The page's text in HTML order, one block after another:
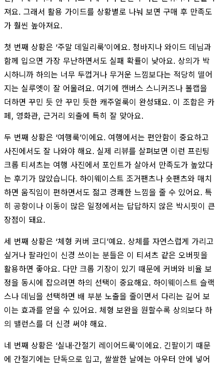
져요. 그래서 활용 가이드를 상황별로 나눠 보면 구매 후 만족도
가 훨씬 높아져요.
첫 번째 상황은 ‘주말 데일리룩’이에요. 청바지나 와이드 데님과
함께 입으면 가장 무난하면서도 실패 확률이 낮아요. 상의가 박
시하니까 하의는 너무 두껍거나 무거운 느낌보다는 적당히 떨어
지는 실루엣이 잘 어울려요. 여기에 캔버스 스니커즈나 볼캡을
더하면 꾸민 듯 안 꾸민 듯한 캐주얼룩이 완성돼요. 이 조합은 카
페, 영화관, 근거리 외출에 특히 잘 맞아요.
두 번째 상황은 ‘여행룩’이에요. 여행에서는 편안함이 중요하고
사진에서도 잘 나와야 해요. 실제 리뷰를 살펴보면 이런 프린팅
크롭 티셔츠는 여행 사진에서 포인트가 살아서 만족도가 높았다
는 후기가 많았습니다. 하이웨이스트 조거팬츠나 숏팬츠와 매치
하면 움직임이 편하면서도 젊고 경쾌한 느낌을 줄 수 있어요. 특
히 공항이나 이동이 많은 일정에서는 답답하지 않은 박시핏이 큰
장점이 돼요.
세 번째 상황은 ‘체형 커버 코디’예요. 상체를 자연스럽게 가리고
싶거나 팔라인이 신경 쓰이는 분들은 이 티셔츠 같은 오버핏을
활용하면 좋아요. 다만 크롭 기장이 있기 때문에 커버와 비율 보
정을 동시에 잡으려면 하의 선택이 중요해요. 하이웨이스트 슬랙
스나 데님을 선택하면 배 부분 노출을 줄이면서 다리는 길어 보
이는 효과를 얻을 수 있어요. 체형 보완을 원할수록 상의보다 하
의 밸런스를 더 신경 써야 해요.
네 번째 상황은 ‘실내·간절기 레이어드룩’이에요. 긴팔이기 때문
에 간절기에는 단독으로 입고, 쌀쌀한 날에는 아우터 안에 넣어